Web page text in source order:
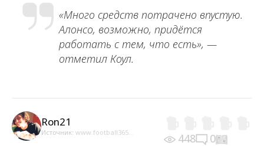
«Много средств потрачено впустую.
Алонсо, возможно, придётся
работать с тем, что есть», —
отметил Коул.
Ron21
Источник: www.football365... 448 0